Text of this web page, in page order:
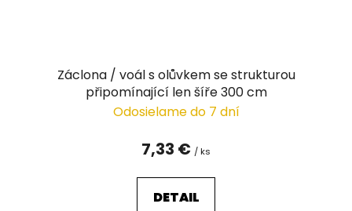
Záclona / voál s olůvkem se strukturou
připomínající len šíře 300 cm
Odosielame do 7 dní
7,33 € / ks
DETAIL